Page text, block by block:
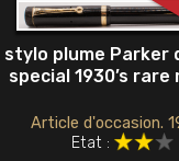
stylo plume Parker
special 1930’s rare
Article d'occasion.
Etat :